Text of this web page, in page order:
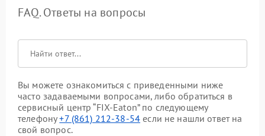
FAQ. Ответы на вопросы
Вы можете ознакомиться с приведенными ниже
часто задаваемыми вопросами, либо обратиться в
сервисный центр “FIX-Eaton” по следующему
телефону+7 (861) 212-38-54 если не нашли ответ на
свой вопрос.